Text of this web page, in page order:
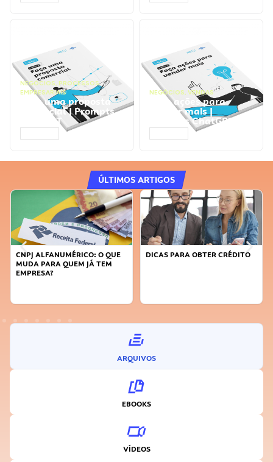
NEGÓCIOS, PROCESSOS
EMPRESARIAIS
Faça uma proposta
comercial | Prompts
ChatGPT
NEGÓCIOS, VENDAS
Faça ações para
vender mais |
Prompts ChatGPT
ÚLTIMOS ARTIGOS
DICAS PARA OBTER CRÉDITO
FAÇA A DIFERENÇA: SEJA
ARQUIVOS
EBOOKS
VÍDEOS